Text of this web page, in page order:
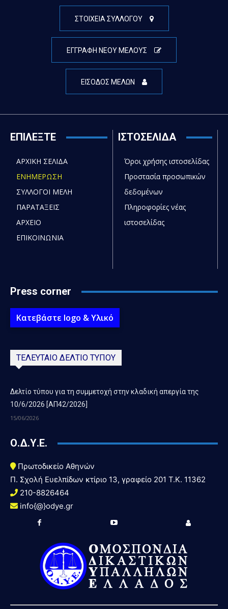
ΣΤΟΙΧΕΙΑ ΣΥΛΛΟΓΟΥ
ΕΓΓΡΑΦΗ ΝΕΟΥ ΜΕΛΟΥΣ
ΕΙΣΟΔΟΣ ΜΕΛΩΝ
ΕΠΙΛΕΞΤΕ
ΑΡΧΙΚΗ ΣΕΛΙΔΑ
ΕΝΗΜΕΡΩΣΗ
ΣΥΛΛΟΓΟΙ ΜΕΛΗ
ΠΑΡΑΤΑΞΕΙΣ
ΑΡΧΕΙΟ
ΕΠΙΚΟΙΝΩΝΙΑ
ΙΣΤΟΣΕΛΙΔΑ
Όροι χρήσης ιστοσελίδας
Προστασία προσωπικών
δεδομένων
Πληροφορίες νέας
ιστοσελίδας
Press corner
Κατεβάστε logo & Υλικό
ΤΕΛΕΥΤΑΙΟ ΔΕΛΤΙΟ ΤΥΠΟΥ
Δελτίο τύπου για τη συμμετοχή στην κλαδική απεργία της
10/6/2026 [ΑΠ42/2026]
15/06/2026
Ο.Δ.Υ.Ε.
Πρωτοδικείο Αθηνών
Π. Σχολή Ευελπίδων κτίριο 13, γραφείο 201 T.K. 11362
210-8826464
info{@}odye.gr